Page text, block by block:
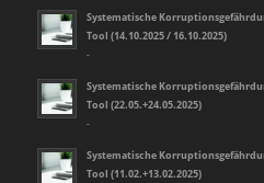
Systematische
Tool (14.10.2025 / 16.10.2025)
-
Systematische
Tool (22.05.+24.05.2025)
-
Systematische
Tool (11.02.+13.02.2025)